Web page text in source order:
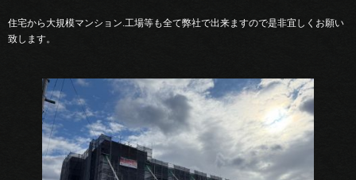
住宅から大規模マンション.工場等も全て弊社で出来ますので是非宜しくお願い
致します。